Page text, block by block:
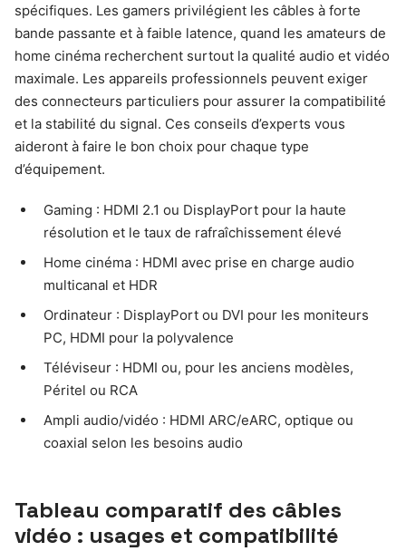
spécifiques. Les gamers privilégient les câbles à forte
bande passante et à faible latence, quand les amateurs de
home cinéma recherchent surtout la qualité audio et vidéo
maximale. Les appareils professionnels peuvent exiger
des connecteurs particuliers pour assurer la compatibilité
et la stabilité du signal. Ces conseils d’experts vous
aideront à faire le bon choix pour chaque type
d’équipement.
Gaming : HDMI 2.1 ou DisplayPort pour la haute
résolution et le taux de rafraîchissement élevé
Home cinéma : HDMI avec prise en charge audio
multicanal et HDR
Ordinateur : DisplayPort ou DVI pour les moniteurs
PC, HDMI pour la polyvalence
Téléviseur : HDMI ou, pour les anciens modèles,
Péritel ou RCA
Ampli audio/vidéo : HDMI ARC/eARC, optique ou
coaxial selon les besoins audio
Tableau comparatif des câbles
vidéo : usages et compatibilité